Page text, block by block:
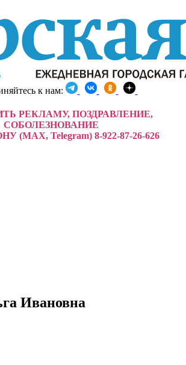
к нам:
РЕКЛАМУ, ПОЗДРАВЛЕНИЕ,
СОБОЛЕЗНОВАНИЕ
(MAX, Telegram) 8-922-87-26-626
Ивановна